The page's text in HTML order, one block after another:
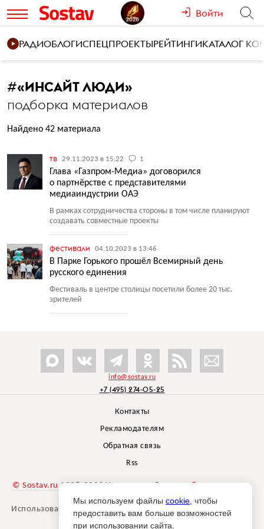
Войти
РАДИОБЛОГИСПЕЦПРОЕКТЫРЕЙТИНГИКАТАЛОГ
#«ИНСАЙТ ЛЮДИ»
подборка материалов
Найдено 42 материала
тв 29.11.2023 в 15:22 1
Глава «Газпром-Медиа» договорился
о партнёрстве с представителями
медиаиндустрии ОАЭ
В рамках сотрудничества стороны в том числе планируют
создавать совместные проекты
фестивали 04.10.2023 в 13:46
В Парке Горького прошёл Всемирный день
русского единения
Фестиваль в центре столицы посетили более 20 тыс.
зрителей
info@sostav.ru
+7 (495) 274-05-25
Контакты
Рекламодателям
Обратная связь
Rss
© Sostav.ru 1998-2026 Независимый проектбрендингового
агентства Depot
Использование материалов Sostav.ru допустимо только при
указании источника.
Мы используем файлы cookie , чтобы
предоставить вам больше возможностей
при использовании сайта.